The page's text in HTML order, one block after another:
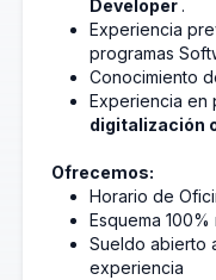
Developer .
Experiencia
programas
Conocimiento
Experiencia en
digitalización
Ofrecemos:
Horario de
Esquema 100%
Sueldo abierto
experiencia